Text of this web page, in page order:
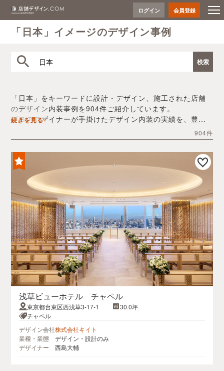
ログイン 会員登録
「日本」イメージのデザイン事例
「日本」をキーワードに設計・デザイン、施工された店舗
のデザイン内装事例を904件ご紹介しています。
プロのデザイナーが手掛けたデザイン内装の実績を、豊富
デザイン内装会社探しや費用感の把握など、「日本」の店
舗イメージを固めるヒントとしてぜひお役立てください。
続きを見る
904件
浅草ビューホテル チャペル
東京都台東区西浅草3-17-1
30.0坪
チャペル
デザイン会社株式会社キイト
業種・業態
デザイン・設計のみ
デザイナー
西島大輔